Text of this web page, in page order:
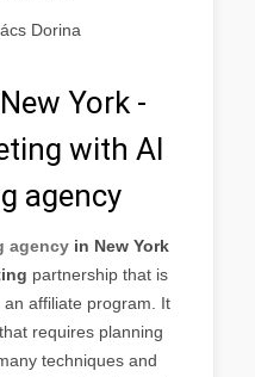
Dorina
York -
with AI
agency
agencyin New York
partnership that is
affiliate program. It
requires planning
techniques and